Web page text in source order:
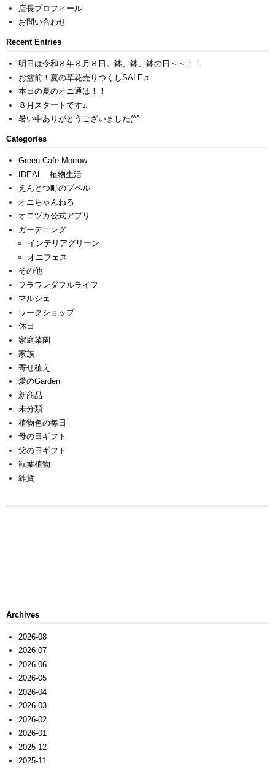
店長プロフィール
お問い合わせ
Recent Entries
明日は令和８年８月８日。鉢、鉢、鉢の日～～！！
お盆前！夏の草花売りつくしSALE♫
本日の夏のオニ通は！！
８月スタートです♫
暑い中ありがとうございました(^^ゞ
Categories
Green Cafe Morrow
IDEAL 植物生活
えんとつ町のプペル
オニちゃんねる
オニヅカ公式アプリ
ガーデニング
インテリアグリーン
オニフェス
その他
フラワンダフルライフ
マルシェ
ワークショップ
休日
家庭菜園
家族
寄せ植え
愛のGarden
新商品
未分類
植物色の毎日
母の日ギフト
父の日ギフト
観葉植物
雑貨
Archives
2026-08
2026-07
2026-06
2026-05
2026-04
2026-03
2026-02
2026-01
2025-12
2025-11